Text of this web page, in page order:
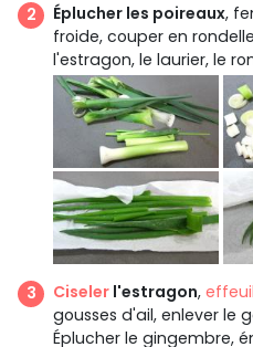
Éplucher les poireaux,
froide, couper en
l'estragon, le laurier, le
Ciseler l'estragon,
gousses d'ail, enlever le
Éplucher le gingembre,